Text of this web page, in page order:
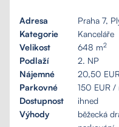
Adresa
Praha 7,
Kategorie
Kanceláře
Velikost
648 m2
Podlaží
2. NP
Nájemné
20,50
Parkovné
150 EUR /
Dostupnost
ihned
Výhody
běžecká